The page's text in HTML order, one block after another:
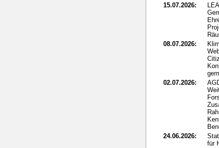
15.07.2026:
08.07.2026:
02.07.2026:
24.06.2026:
für